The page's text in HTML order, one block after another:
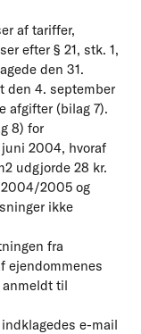
af tariffer,
efter § 21, stk. 1,
den 31.
den 4. september
afgifter (bilag 7).
8) for
2004, hvoraf
udgjorde 28 kr.
2004/2005 og
ikke
fra
ejendommenes
anmeldt til
e-mail